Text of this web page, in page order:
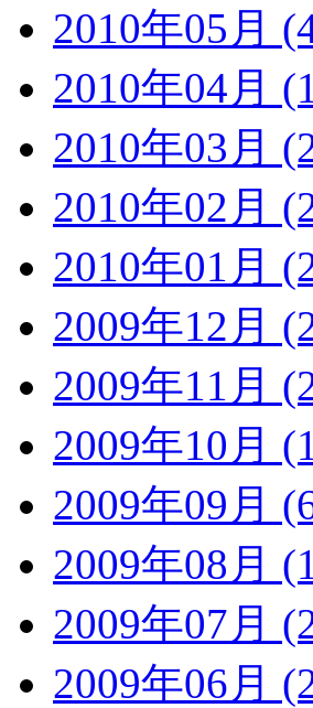
2010年05月
2010年04月
2010年03月
2010年02月
2010年01月
2009年12月
2009年11月
2009年10月
2009年09月
2009年08月
2009年07月
2009年06月